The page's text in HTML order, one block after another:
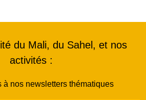
du Mali, du Sahel, et nos
activités :
à nos newsletters thématiques